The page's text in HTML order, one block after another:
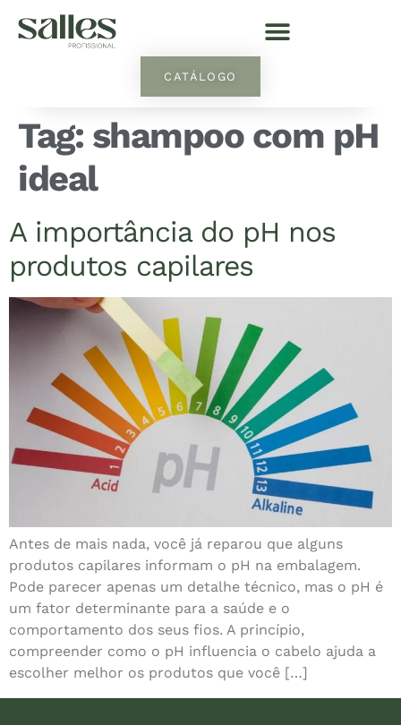
CATÁLOGO
Tag: shampoo com pH
ideal
A importância do pH nos
produtos capilares
Antes de mais nada, você já reparou que alguns
produtos capilares informam o pH na embalagem.
Pode parecer apenas um detalhe técnico, mas o pH é
um fator determinante para a saúde e o
comportamento dos seus fios. A princípio,
compreender como o pH influencia o cabelo ajuda a
escolher melhor os produtos que você […]